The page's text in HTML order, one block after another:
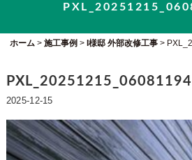
ホーム> 施工事例 > I様邸 外部改修工事>
2025-12-15